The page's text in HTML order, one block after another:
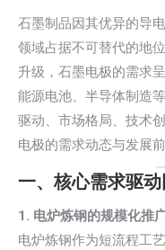
石墨制品因其优异的导
领域占据不可替代的地
升级，石墨电极的需求
能源电池、半导体制造
驱动、市场格局、技术
电极的需求动态与发展前
一、核心需求驱
1. 电炉炼钢的规模化推
电炉炼钢作为短流程工